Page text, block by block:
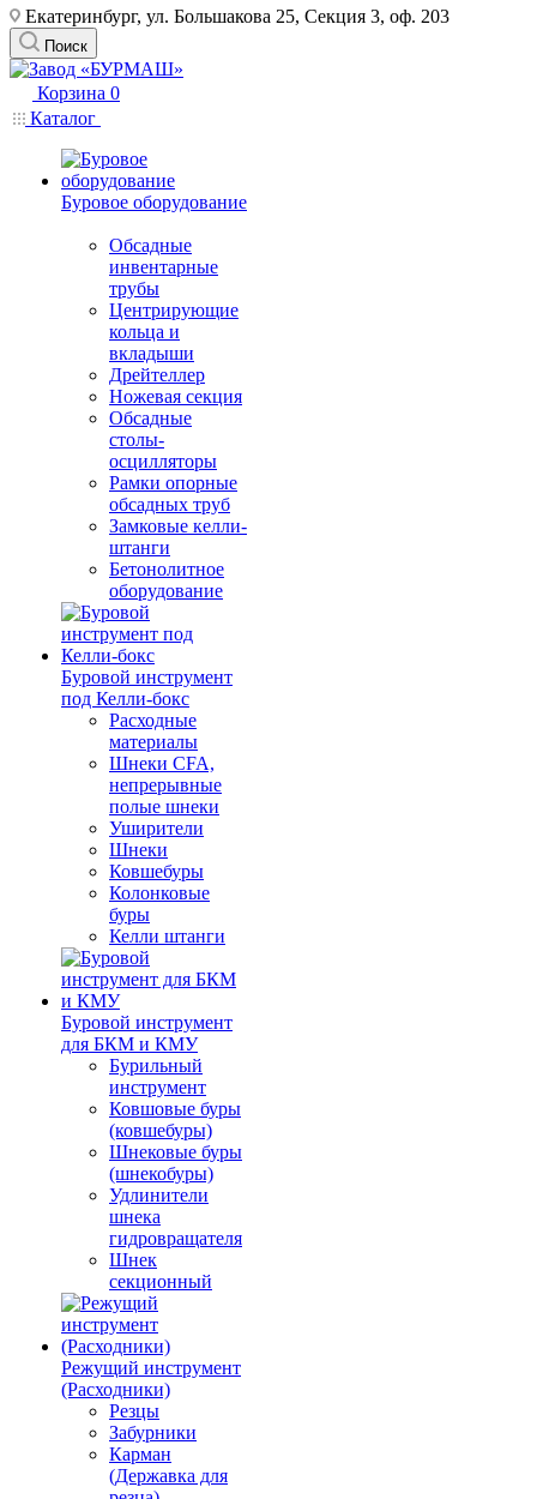
Екатеринбург, ул. Большакова 25, Секция 3, оф. 203
Поиск
Корзина 0
Каталог
Буровое оборудование
Обсадные
инвентарные
трубы
Центрирующие
кольца и
вкладыши
Дрейтеллер
Ножевая секция
Обсадные
столы-
осцилляторы
Рамки опорные
обсадных труб
Замковые келли-
штанги
Бетонолитное
оборудование
Буровой инструмент
под Келли-бокс
Расходные
материалы
Шнеки CFA,
непрерывные
полые шнеки
Уширители
Шнеки
Ковшебуры
Колонковые
буры
Келли штанги
Буровой инструмент
для БКМ и КМУ
Бурильный
инструмент
Ковшовые буры
(ковшебуры)
Шнековые буры
(шнекобуры)
Удлинители
шнека
гидровращателя
Шнек
секционный
Режущий инструмент
(Расходники)
Резцы
Забурники
Карман
(Державка для